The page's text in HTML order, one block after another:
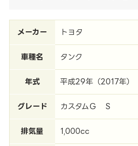
メーカー トヨタ
車種名 タンク
年式 平成29年（2017年）
グレード カスタムＧ Ｓ
排気量 1,000cc